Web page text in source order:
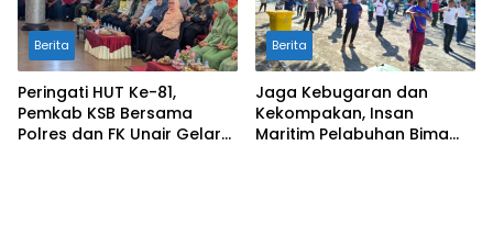
Berita
Peringati HUT Ke-81,
Pemkab KSB Bersama
Polres dan FK Unair Gelar
Berita
Jaga Kebugaran dan
Kekompakan, Insan
Maritim Pelabuhan Bima